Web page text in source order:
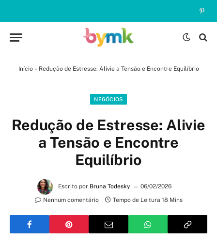
Início» Redução de Estresse: Alivie a Tensão e Encontre Equilíbrio
NEGÓCIOS
Redução de Estresse: Alivie
a Tensão e Encontre
Equilíbrio
Escrito por Bruna Todesky
06/02/2026
Nenhum comentário
Tempo de Leitura 18 Mins